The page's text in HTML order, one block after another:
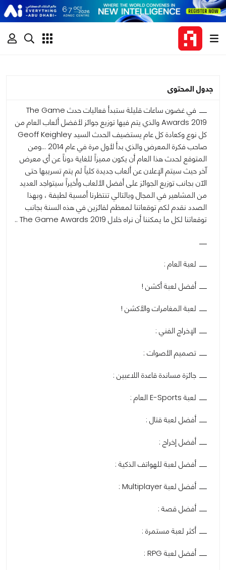
جدول المحتوى
في غضون ساعات قليلة ستبدأ فعاليات حدث The Game
Awards 2019 والذي يتم فيها توزيع جوائز لأفضل ألعاب العام من
كل نوع وكعادة كل عام يستضيف الحدث السيد Geoff Keighley
صاحب فكرة المعرض والذي بدأ لأول مرة في عام 2014 ...ومن
المتوقع لحدث هذا العام أن يكون مميزاً للغاية دوناً عن أي معرض
آخر حيث سيتم الإعلان عن ألعاب جديدة كلياً لم يتم تسريبها حتى
الآن بجانب توزيع الجوائز على أفضل الألعاب وأخيراً سيتواجد العديد
من المشاهير في المجال وبالتالي تنتظرنا أمسية لطيفة ، وبهذا
الصدد نقدم لكم توقعاتنا لمعظم لفائزين في هذه السنة بجانب
توقعاتنا لكل ما يمكننا أن نراه خلال The Game Awards 2019 ..
لعبة العام :
أفضل لعبة أكشن !
لعبة المغامرات والأكشن !
الإخراج الفني :
تصميم الأصوات :
جائزة مساندة قاعدة اللاعبين :
لعبة E-Sports العام :
أفضل لعبة قتال :
أفضل إخراج :
أفضل لعبة للهواتف الذكية :
أفضل لعبة Multiplayer :
أفضل قصة :
أكثر لعبة مستمرة :
أفضل لعبة RPG :